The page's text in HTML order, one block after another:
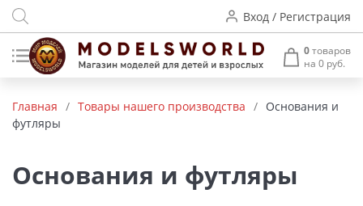
Вход / Регистрация
0товаров
на 0 руб.
Деревянные модели
Радиоуправляемые модели
Главная / Товары нашего производства / Основания и
футляры
Основания и футляры